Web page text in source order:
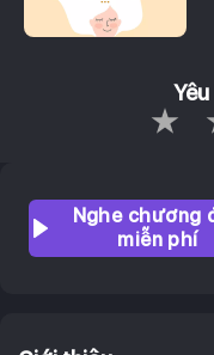
Nghe chương
miễn phí